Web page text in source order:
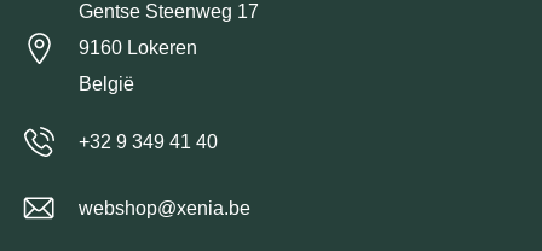
Gentse Steenweg 17
9160 Lokeren
België
+32 9 349 41 40
webshop@xenia.be